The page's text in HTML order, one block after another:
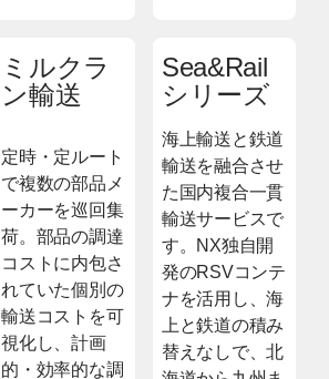
ミルクラ
ン輸送
定時・定ルート
で複数の部品メ
ーカーを巡回集
荷。部品の調達
コストに内包さ
れていた個別の
輸送コストを可
視化し、計画
的・効率的な調
Sea&Rail
シリーズ
海上輸送と鉄道
輸送を融合させ
た国内複合一貫
輸送サービスで
す。NX独自開
発のRSVコンテ
ナを活用し、海
上と鉄道の積み
替えなしで、北